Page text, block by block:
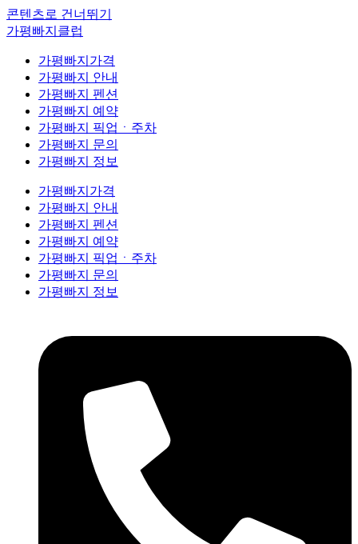
콘텐츠로 건너뛰기
가평빠지클럽
가평빠지가격
가평빠지 안내
가평빠지 펜션
가평빠지 예약
가평빠지 픽업ㆍ주차
가평빠지 문의
가평빠지 정보
가평빠지가격
가평빠지 안내
가평빠지 펜션
가평빠지 예약
가평빠지 픽업ㆍ주차
가평빠지 문의
가평빠지 정보